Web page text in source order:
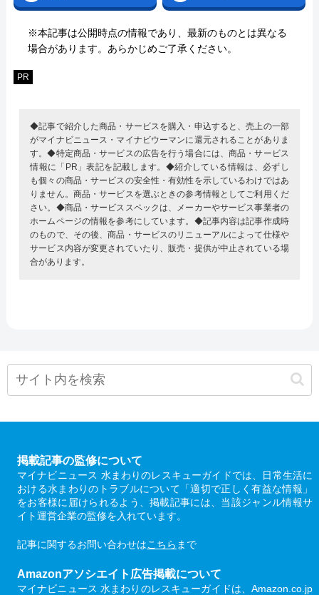
※本記事は公開時点の情報であり、最新のものとは異なる
場合があります。あらかじめご了承ください。
PR
◆記事で紹介した商品・サービスを購入・申込すると、売上の一部
がマイナビニュース・マイナビウーマンに還元されることがありま
す。◆特定商品・サービスの広告を行う場合には、商品・サービス
情報に「PR」表記を記載します。◆紹介している情報は、必ずし
も個々の商品・サービスの安全性・有効性を示しているわけではあ
りません。商品・サービスを選ぶときの参考情報としてご利用くだ
さい。◆商品・サービススペックは、メーカーやサービス事業者の
ホームページの情報を参考にしています。◆記事内容は記事作成時
のもので、その後、商品・サービスのリニューアルによって仕様や
サービス内容が変更されていたり、販売・提供が中止されている場
合があります。
掲載記事の監修について
マイナビニュース 水まわりのレスキューガイドでは、日常生活に
おける水まわりのトラブルについて「適切で正しく有益な情報」
をお客様に届けられるよう、掲載記事には、当該ジャンル情報サ
イト運営企業の監修を入れています。
記事に関するお問い合わせはこちら まで
Amazonアソシエイト広告掲載について
マイナビニュース 水まわりのレスキューガイドは、Amazon.co.jp